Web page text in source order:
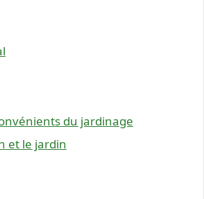
du jardinage
et le jardin